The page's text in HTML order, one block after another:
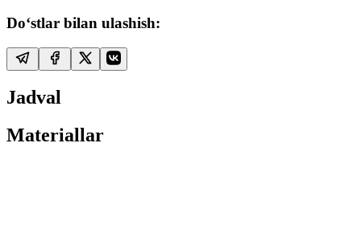
Do‘stlar bilan ulashish:
Jadval
Materiallar